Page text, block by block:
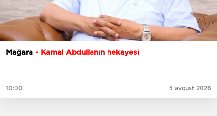
Mağara - Kamal Abdullanın hekayəsi
10:00 6 avqust 2026